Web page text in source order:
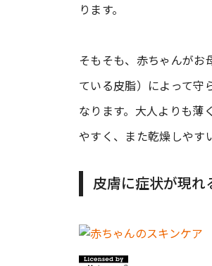
ります。
そもそも、赤ちゃんがお
ている皮脂）によって守
なります。大人よりも薄
やすく、また乾燥しやす
皮膚に症状が現れ